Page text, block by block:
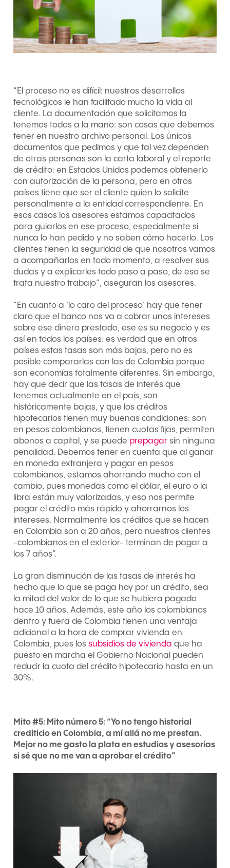
“El proceso no es difícil: nuestros desarrollos
tecnológicos le han facilitado mucho la vida al
cliente. La documentación que solicitamos la
tenemos todos a la mano: son cosas que debemos
tener en nuestro archivo personal. Los únicos
documentos que pedimos y que tal vez dependen
de otras personas son la carta laboral y el reporte
de crédito: en Estados Unidos podemos obtenerlo
con autorización de la persona, pero en otros
países tiene que ser el cliente quien lo solicite
personalmente a la entidad correspondiente. En
esos casos los asesores estamos capacitados
para guiarlos en ese proceso, especialmente si
nunca lo han pedido y no saben cómo hacerlo. Los
clientes tienen la seguridad de que nosotros vamos
a acompañarlos en todo momento, a resolver sus
dudas y a explicarles todo paso a paso, de eso se
trata nuestro trabajo”, aseguran los asesores.
“En cuanto a ‘lo caro del proceso’ hay que tener
claro que el banco nos va a cobrar unos intereses
sobre ese dinero prestado, ese es su negocio y es
así en todos los países: es verdad que en otros
países estas tasas son más bajas, pero no es
posible compararlas con las de Colombia porque
son economías totalmente diferentes. Sin embargo,
hay que decir que las tasas de interés que
tenemos actualmente en el país, son
históricamente bajas, y que los créditos
hipotecarios tienen muy buenas condiciones: son
en pesos colombianos, tienen cuotas fijas, permiten
abonos a capital, y se puede prepagar sin ninguna
penalidad. Debemos tener en cuenta que al ganar
en moneda extranjera y pagar en pesos
colombianos, estamos ahorrando mucho con el
cambio, pues monedas como el dólar, el euro o la
libra están muy valorizadas, y eso nos permite
pagar el crédito más rápido y ahorrarnos los
intereses. Normalmente los créditos que se hacen
en Colombia son a 20 años, pero nuestros clientes
-colombianos en el exterior- terminan de pagar a
los 7 años”.
La gran disminución de las tasas de interés ha
hecho que lo que se paga hoy por un crédito, sea
la mitad del valor de lo que se hubiera pagado
hace 10 años. Además, este año los colombianos
dentro y fuera de Colombia tienen una ventaja
adicional a la hora de comprar vivienda en
Colombia, pues lossubsidios de vivienda que ha
puesto en marcha el Gobierno Nacional pueden
reducir la cuota del crédito hipotecario hasta en un
30%.
Mito #5: Mito número 5: “Yo no tengo historial
crediticio en Colombia, a mí allá no me prestan.
Mejor no me gasto la plata en estudios y asesorías
si sé que no me van a aprobar el crédito”